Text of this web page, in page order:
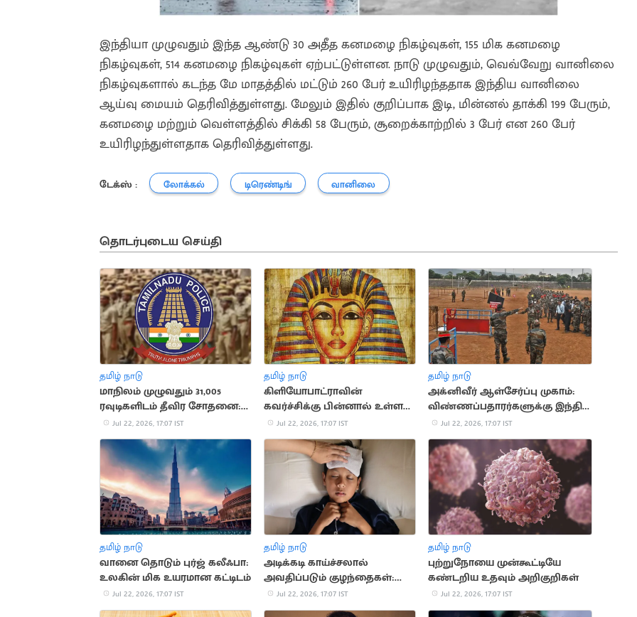
இந்தியா முழுவதும் இந்த ஆண்டு 30 அதீத கனமழை நிகழ்வுகள், 155 மிக கனமழை
நிகழ்வுகள், 514 கனமழை நிகழ்வுகள் ஏற்பட்டுள்ளன. நாடு முழுவதும், வெவ்வேறு வானிலை
நிகழ்வுகளால் கடந்த மே மாதத்தில் மட்டும் 260 பேர் உயிரிழந்ததாக இந்திய வானிலை
ஆய்வு மையம் தெரிவித்துள்ளது. மேலும் இதில் குறிப்பாக இடி, மின்னல் தாக்கி 199 பேரும்,
கனமழை மற்றும் வெள்ளத்தில் சிக்கி 58 பேரும், சூறைக்காற்றில் 3 பேர் என 260 பேர்
உயிரிழந்துள்ளதாக தெரிவித்துள்ளது.
டேக்ஸ் : லோக்கல் டிரெண்டிங் வானிலை
தொடர்புடைய செய்தி
தமிழ் நாடு
மாநிலம் முழுவதும் 31,005
ரவுடிகளிடம் தீவிர சோதனை:
காவல்துறை அறிக்கை
Jul 22, 2026, 17:07 IST
தமிழ் நாடு
கிளியோபாட்ராவின்
கவர்ச்சிக்கு பின்னால் உள்ள
சுவாரசியமான வரலாற்று
தகவல்கள்
Jul 22, 2026, 17:07 IST
தமிழ் நாடு
அக்னிவீர் ஆள்சேர்ப்பு முகாம்:
விண்ணப்பதாரர்களுக்கு இந்திய
ராணுவம் முக்கிய அறிவுறுத்தல்
Jul 22, 2026, 17:07 IST
தமிழ் நாடு
வானை தொடும் புர்ஜ் கலீஃபா:
உலகின் மிக உயரமான கட்டிடம்
Jul 22, 2026, 17:07 IST
தமிழ் நாடு
அடிக்கடி காய்ச்சலால்
அவதிப்படும் குழந்தைகள்:
முக்கிய காரணங்கள் இதோ
Jul 22, 2026, 17:07 IST
தமிழ் நாடு
புற்றுநோயை முன்கூட்டியே
கண்டறிய உதவும் அறிகுறிகள்
Jul 22, 2026, 17:07 IST